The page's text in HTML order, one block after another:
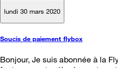
lundi 30 mars 2020
Soucis de paiement flybox
Bonjour, Je suis abonnée à la